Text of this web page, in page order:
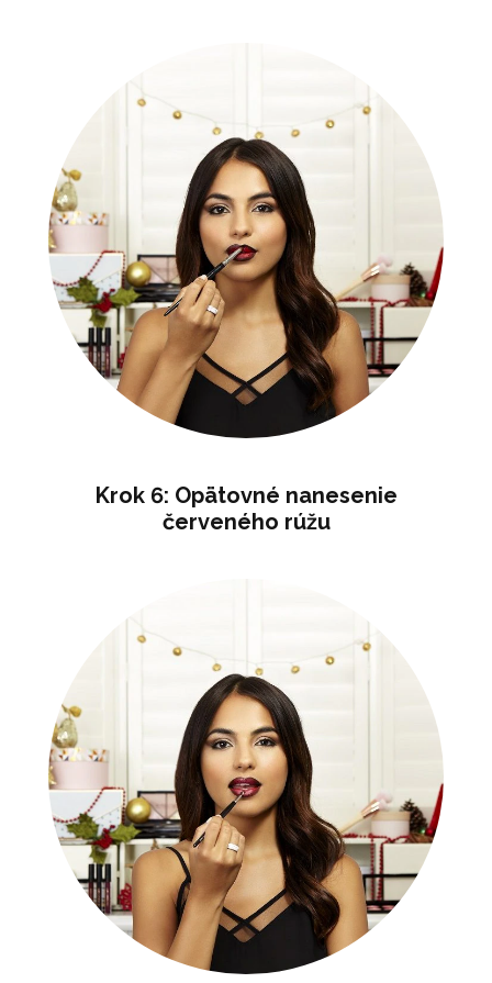
Krok 6: Opätovné nanesenie
červeného rúžu